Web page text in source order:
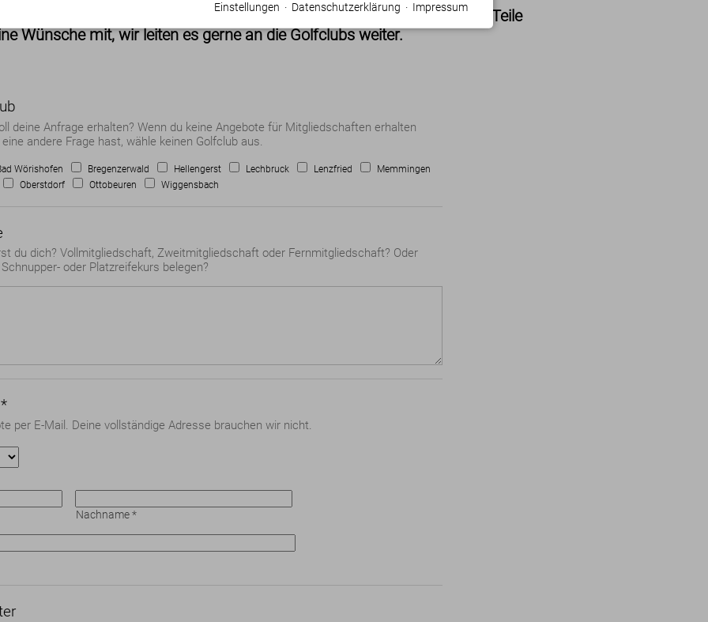
Mitgliedschaft oder einem Schnupperkurs in einem Allgäuer Golfclub? Teile
Wünsche mit, wir leiten es gerne an die Golfclubs weiter.
deine Anfrage erhalten? Wenn du keine Angebote für Mitgliedschaften erhalten
andere Frage hast, wähle keinen Golfclub aus.
Wörishofen Bregenzerwald Hellengerst Lechbruck Lenzfried
Memmingen
Oberstdorf Ottobeuren Wiggensbach
du dich? Vollmitgliedschaft, Zweitmitgliedschaft oder Fernmitgliedschaft? Oder
oder Platzreifekurs belegen?
*
per E-Mail. Deine vollständige Adresse brauchen wir nicht.
Nachname*
Einstellungen · Datenschutzerklärung · Impressum